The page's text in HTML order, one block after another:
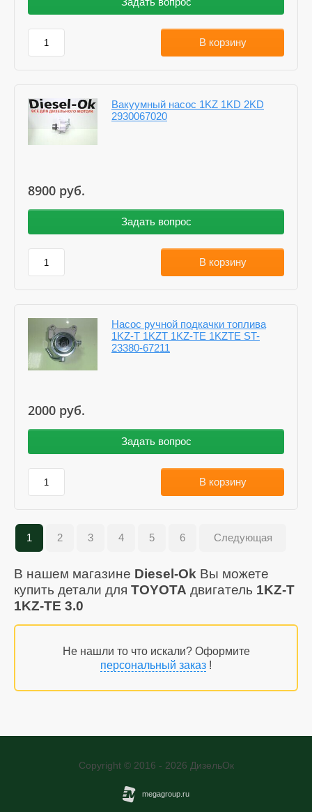
В корзину
Вакуумный насос 1KZ 1KD 2KD
2930067020
8900 руб.
Задать вопрос
В корзину
Насос ручной подкачки топлива
1KZ-T 1KZT 1KZ-TE 1KZTE ST-
23380-67211
2000 руб.
Задать вопрос
В корзину
1 2 3 4 5 6 Следующая
В нашем магазине Diesel-Ok Вы можете
купить детали для TOYOTA двигатель 1KZ-T
1KZ-TE 3.0
Не нашли то что искали? Оформите
персональный заказ !
Copyright © 2016 - 2026 ДизельОк